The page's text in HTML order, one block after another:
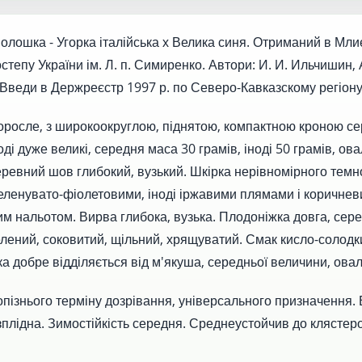
- Угорка італійська х Велика синя. Отриманий в
України ім. Л. п. Симиренко. Автори: И. И.
в Держреєстр 1997 р. по Северо-Кавказскому
з широкоокруглою, піднятою, компактною кроною
дуже великі, середня маса 30 грамів, іноді 50 грамів,
шов глибокий, вузький. Шкірка нерівномірного
фіолетовими, іноді іржавими плямами і
нальотом. Вирва глибока, вузька. Плодоніжка довга,
соковитий, щільний, хрящуватий. Смак кисло-
добре відділяється від м'якуша, середньої величини,
терміну дозрівання, універсального призначення.
Зимостійкість середня. Среднеустойчив до